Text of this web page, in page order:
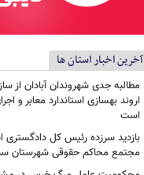
آخرین اخبار استان ها
مطالبه جدی شهروندان آبادان از
اروند بهسازی استاندارد معابر و
است
بازدید سرزده رئیس کل دادگستری
مجتمع محاکم حقوقی شهرستان